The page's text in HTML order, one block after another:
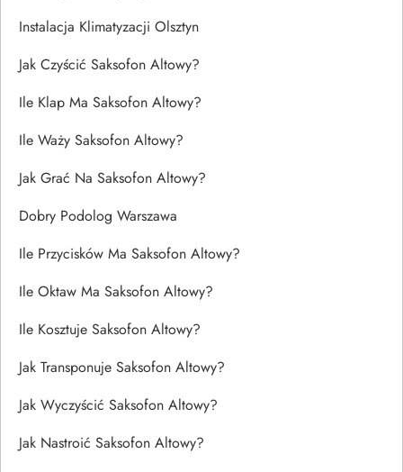
Instalacja Klimatyzacji Olsztyn
Jak Czyścić Saksofon Altowy?
Ile Klap Ma Saksofon Altowy?
Ile Waży Saksofon Altowy?
Jak Grać Na Saksofon Altowy?
Dobry Podolog Warszawa
Ile Przycisków Ma Saksofon Altowy?
Ile Oktaw Ma Saksofon Altowy?
Ile Kosztuje Saksofon Altowy?
Jak Transponuje Saksofon Altowy?
Jak Wyczyścić Saksofon Altowy?
Jak Nastroić Saksofon Altowy?